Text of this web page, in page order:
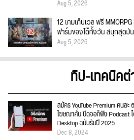
Aug 5, 2026
12 เกมเก็บเวล ฟรี
ฟาร์มของได้ทั้งวัน สนุกสุด
Aug 5, 2026
ทิป-เทคนิค
สมัคร YouTube Premium คนล
โฆษณาคั่น ปิดจอก็ฟัง Podcast
Desktop ฉบับรับปี 2025
Dec 8, 2024